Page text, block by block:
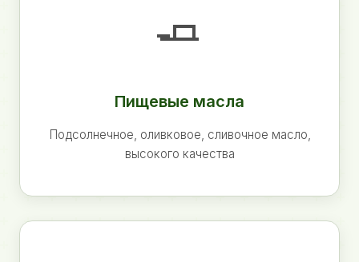
🧈
Пищевые масла
Подсолнечное, оливковое, сливочное масло,
высокого качества